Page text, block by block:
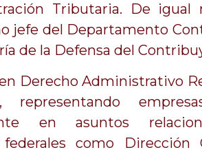
Tributaria. De igual
jefe del Departamento
de la Defensa del
Derecho Administrativo
representando
en asuntos
federales como Dirección